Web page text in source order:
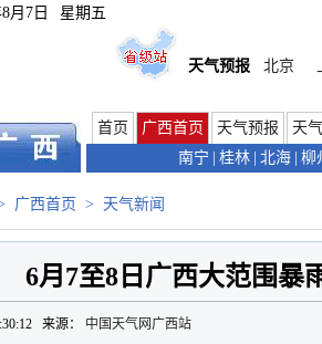
月7日 星期五
天气预报 北京
首页 广西首页 天气预报
天
南宁
桂林 北海 柳
广西首页 > 天气新闻
6月7至8日广西大范围暴
来源： 中国天气网广西站